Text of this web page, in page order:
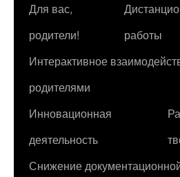
содержимому
Для вас,
родители!
работы
Интерактивное
родителями
Инновационная
деятельность
Снижение